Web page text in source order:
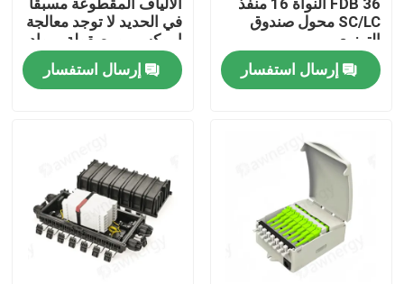
الصفحة الرئيسية
أشرطة فيديو
معلومات عنا
FDB 36 النواة 16 منفذ
SC/LC محول صندوق
التوزيع
إرسال استفسار
الألياف المقطوعة مسبقًا
في الحديد لا توجد معالجة
إيبوكسي ومصقولة بمواد
علبة ABS PC
إرسال استفسار